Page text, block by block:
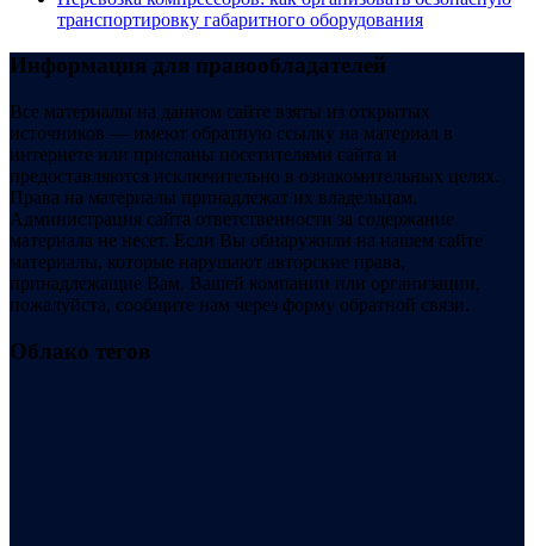
транспортировку габаритного оборудования
Информация для правообладателей
Все материалы на данном сайте взяты из открытых
источников — имеют обратную ссылку на материал в
интернете или присланы посетителями сайта и
предоставляются исключительно в ознакомительных целях.
Права на материалы принадлежат их владельцам.
Администрация сайта ответственности за содержание
материала не несет. Если Вы обнаружили на нашем сайте
материалы, которые нарушают авторские права,
принадлежащие Вам, Вашей компании или организации,
пожалуйста, сообщите нам через форму обратной связи.
Облако тегов